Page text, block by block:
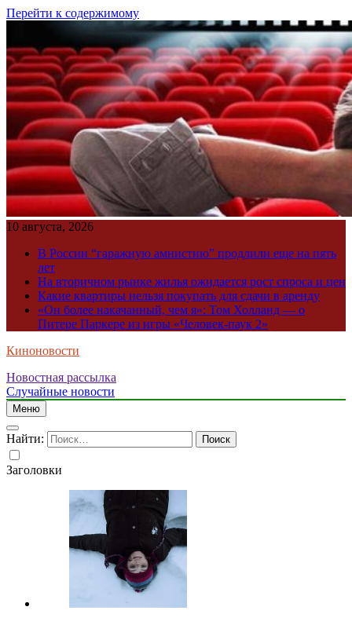
Перейти к содержимому
10 августа, 2026
В России “гаражную амнистию” продлили еще на пять
лет
На вторичном рынке жилья ожидается рост спроса и цен
Какие квартиры нельзя покупать для сдачи в аренду
«Он более накачанный, чем я»: Том Холланд — о
Питере Паркере из игры «Человек-паук 2»
Киноновости
Новостная рассылка
Случайные новости
Меню
Найти:
Заголовки